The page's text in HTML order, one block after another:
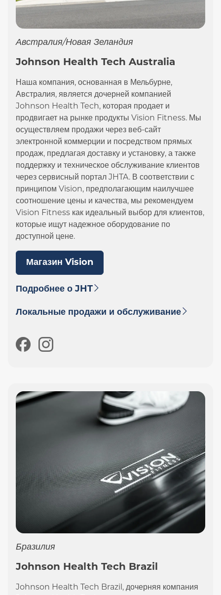
Австралия/Новая Зеландия
Johnson Health Tech Australia
Наша компания, основанная в Мельбурне,
Австралия, является дочерней компанией
Johnson Health Tech, которая продает и
продвигает на рынке продукты Vision Fitness. Мы
осуществляем продажи через веб-сайт
электронной коммерции и посредством прямых
продаж, предлагая доставку и установку, а также
поддержку и техническое обслуживание клиентов
через сервисный портал JHTA. В соответствии с
принципом Vision, предполагающим наилучшее
соотношение цены и качества, мы рекомендуем
Vision Fitness как идеальный выбор для клиентов,
которые ищут надежное оборудование по
доступной цене.
Магазин Vision
Подробнее о JHT
Локальные продажи и обслуживание
Бразилия
Johnson Health Tech Brazil
Johnson Health Tech Brazil, дочерняя компания